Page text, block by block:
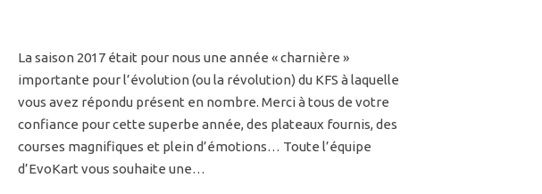
La saison 2017 était pour nous une année « charnière »
importante pour l’évolution (ou la révolution) du KFS à laquelle
vous avez répondu présent en nombre. Merci à tous de votre
confiance pour cette superbe année, des plateaux fournis, des
courses magnifiques et plein d’émotions… Toute l’équipe
d’EvoKart vous souhaite une…